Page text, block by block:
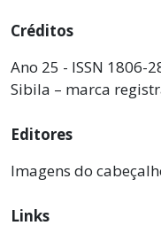
Créditos
Ano 25 - ISSN 1806-
Sibila – marca
Editores
Imagens do
Links